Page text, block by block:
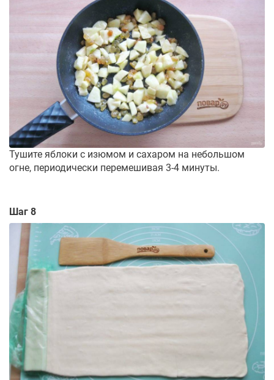
Тушите яблоки с изюмом и сахаром на небольшом
огне, периодически перемешивая 3-4 минуты.
Шаг 8